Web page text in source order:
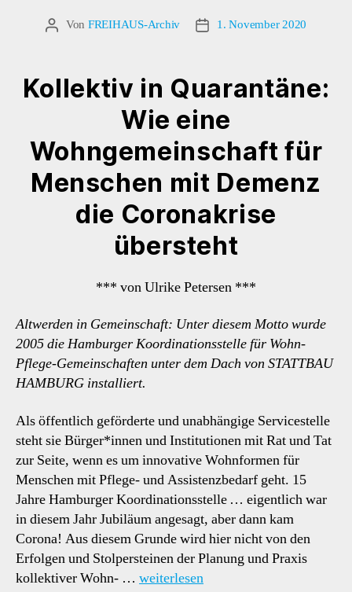
Beitragsautor
Von FREIHAUS-Archiv Veröffentlichungsdatum
1. November 2020
Kollektiv in Quarantäne:
Wie eine
Wohngemeinschaft für
Menschen mit Demenz
die Coronakrise
übersteht
*** von Ulrike Petersen ***
Altwerden in Gemeinschaft: Unter diesem Motto wurde
2005 die Hamburger Koordinationsstelle für Wohn-
Pflege-Gemeinschaften unter dem Dach von STATTBAU
HAMBURG installiert.
Als öffentlich geförderte und unabhängige Servicestelle
steht sie Bürger*innen und Institutionen mit Rat und Tat
zur Seite, wenn es um innovative Wohnformen für
Menschen mit Pflege- und Assistenzbedarf geht. 15
Jahre Hamburger Koordinationsstelle … eigentlich war
in diesem Jahr Jubiläum angesagt, aber dann kam
Corona! Aus diesem Grunde wird hier nicht von den
Erfolgen und Stolpersteinen der Planung und Praxis
kollektiver Wohn- … weiterlesen